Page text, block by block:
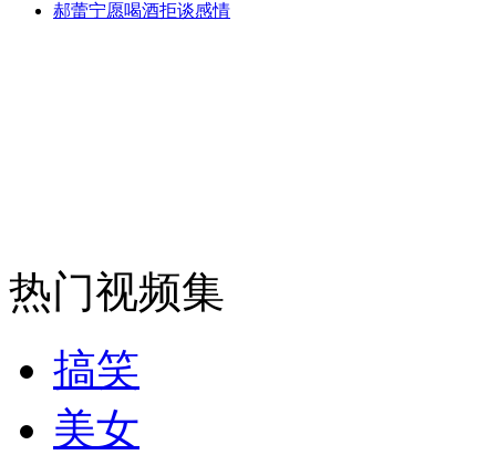
女孩北京地铁殴打老人 痛下狠手拳打脚踢
无痛分娩是否安全 医生回应
郝蕾宁愿喝酒拒谈感情
热门视频集
搞笑
美女